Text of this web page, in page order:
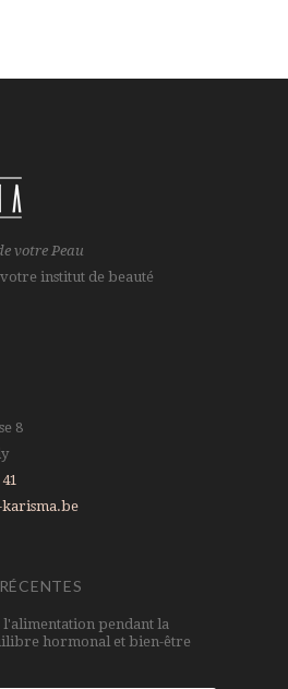
votre Peau
institut de beauté
8
pendant la
hormonal et bien-être